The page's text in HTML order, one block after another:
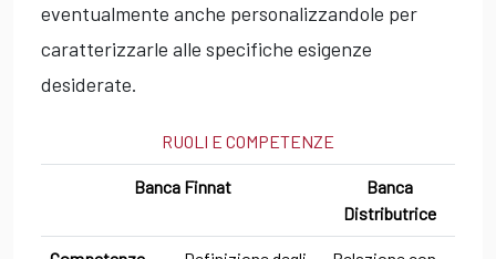
eventualmente anche personalizzandole per
caratterizzarle alle specifiche esigenze
desiderate.
RUOLI E COMPETENZE
Banca Finnat
Banca
Distributrice